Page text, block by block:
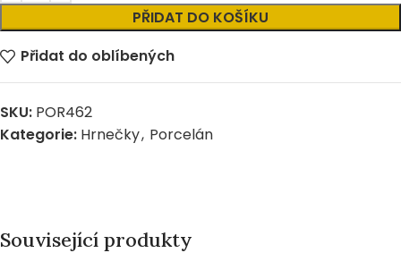
PŘIDAT DO KOŠÍKU
Přidat do oblíbených
SKU: POR462
Kategorie: Hrnečky, Porcelán
Související produkty